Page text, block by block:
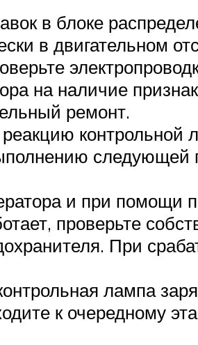
в блоке
в двигательном
на наличие
ремонт.
контрольной
следующей
и при помощи
проверьте
При
лампа
к очередному